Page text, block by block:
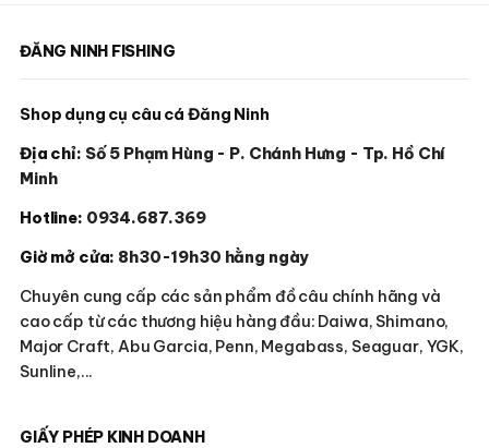
ĐĂNG NINH FISHING
Shop dụng cụ câu cá Đăng Ninh
Địa chỉ: Số 5 Phạm Hùng - P. Chánh Hưng - Tp. Hồ Chí
Minh
Hotline: 0934.687.369
Giờ mở cửa: 8h30-19h30 hằng ngày
Chuyên cung cấp các sản phẩm đồ câu chính hãng và
cao cấp từ các thương hiệu hàng đầu: Daiwa, Shimano,
Major Craft, Abu Garcia, Penn, Megabass, Seaguar, YGK,
Sunline,...
GIẤY PHÉP KINH DOANH